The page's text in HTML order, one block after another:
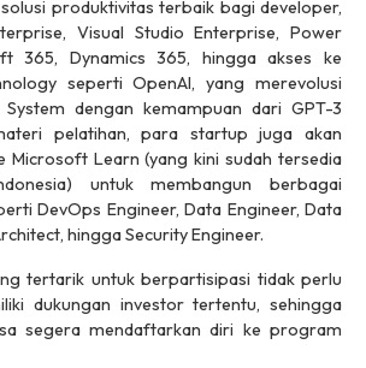
produktivitas terbaik bagi developer,
Visual Studio Enterprise, Power
365, Dynamics 365, hingga akses ke
seperti OpenAI, yang merevolusi
dengan kemampuan dari GPT-3
pelatihan, para startup juga akan
Microsoft Learn (yang kini sudah tersedia
untuk membangun berbagai
DevOps Engineer, Data Engineer, Data
hingga Security Engineer.
tertarik untuk berpartisipasi tidak perlu
dukungan investor tertentu, sehingga
segera mendaftarkan diri ke program